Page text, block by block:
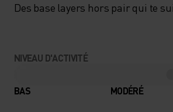
Des base layers hors pair qui te
NIVEAU D'ACTIVITÉ
BAS MODÉRÉ